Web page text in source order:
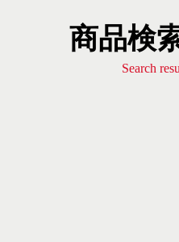
商品検
Search